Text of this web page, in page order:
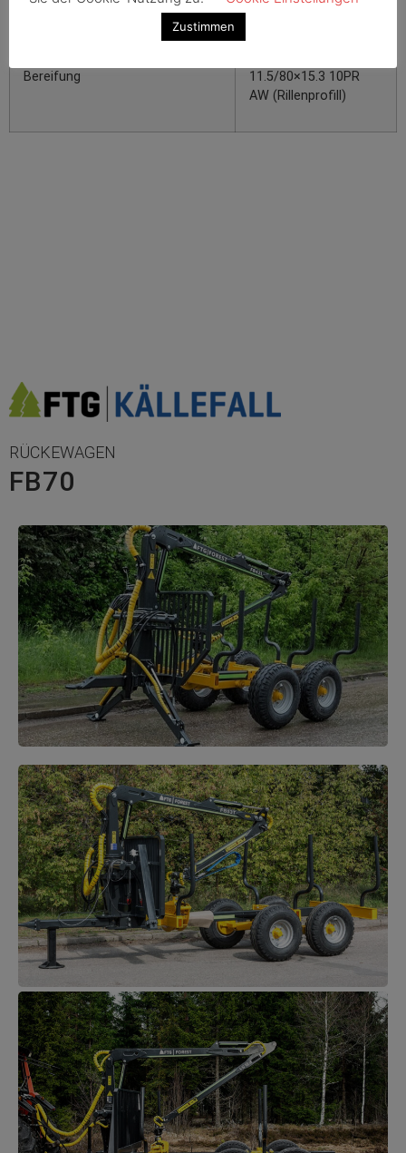
Bereifung
11.5/80×15.3 10PR
AW (Rillenprofill)
RÜCKEWAGEN
FB70
Zustimmen